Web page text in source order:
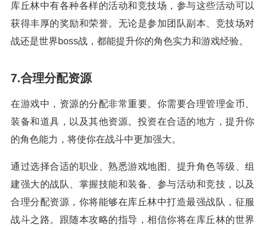
库丘林中有各种各样的活动和竞技场，参与这些活动可以
获得丰厚的奖励和荣誉。无论是参加团队副本、竞技场对
战还是世界boss战，都能提升你的角色实力和游戏经验。
7.合理分配资源
在游戏中，资源的分配非常重要。你需要合理管理金币、
装备和道具，以及其他资源。投资在合适的地方，提升你
的角色能力，将使你在战斗中更加强大。
通过选择合适的职业、熟悉游戏地图、提升角色等级、组
建强大的战队、掌握技能和装备、参与活动和竞技，以及
合理分配资源，你将能够在库丘林中打造最强战队，征服
战斗之路。跟随本攻略的指导，相信你将在库丘林的世界